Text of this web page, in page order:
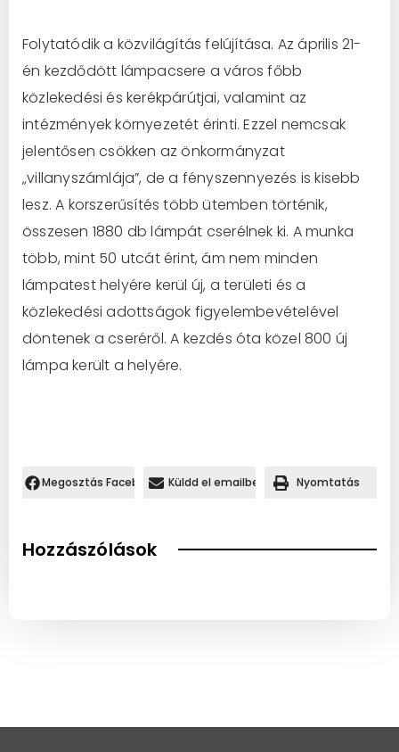
Folytatódik a közvilágítás felújítása. Az április 21-
én kezdődött lámpacsere a város főbb
közlekedési és kerékpárútjai, valamint az
intézmények környezetét érinti. Ezzel nemcsak
jelentősen csökken az önkormányzat
„villanyszámlája”, de a fényszennyezés is kisebb
lesz. A korszerűsítés több ütemben történik,
összesen 1880 db lámpát cserélnek ki. A munka
több, mint 50 utcát érint, ám nem minden
lámpatest helyére kerül új, a területi és a
közlekedési adottságok figyelembevételével
döntenek a cseréről. A kezdés óta közel 800 új
lámpa került a helyére.
Megosztás Facebookon.Küldd el emailben Nyomtatás
Hozzászólások